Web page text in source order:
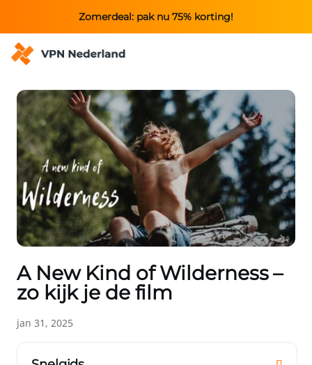
Zomerdeal: pak nu 75% korting!
A New Kind of Wilderness –
zo kijk je de film
jan 31, 2025